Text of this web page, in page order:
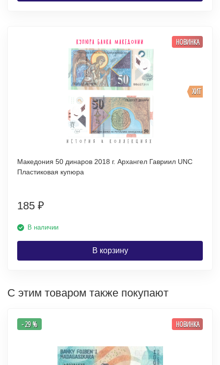
ХИТ
НОВИНКА
Македония 50 динаров 2018 г. Архангел Гавриил UNC
Пластиковая купюра
185 ₽
В наличии
В корзину
С этим товаром также покупают
- 29 % НОВИНКА